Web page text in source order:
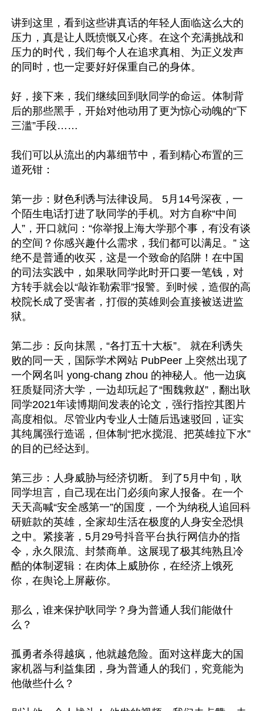
讲到这里，看到这些讲真话的年轻人面临这么大的
压力，真是让人既愤慨又心疼。在这个充满挑战和
压力的时代，我们每个人在追求真相、为正义发声
的同时，也一定要好好保重自己的身体。
好，接下来，我们继续回到耿同学的命运。体制背
后的那些黑手，开始对他动用了更为惊心动魄的“下
三滥”手段……
我们可以从流出的内幕细节中，看到精心布置的三
道死钳：
第一步：财色利诱与法律设局。 5月14号深夜，一
个陌生电话打进了耿同学的手机。对方自称“中间
人”，开口就问：“你举报上海大学那个事，有没有谈
的空间？你感兴趣什么需求，我们都可以满足。” 这
绝不是普通的收买，这是一个致命的陷阱！在中国
的司法实践中，如果耿同学此时开口要一笔钱，对
方转手就会以“敲诈勒索罪”报警。到时候，造假的高
校院长成了受害者，打假的英雄则会直接被送进监
狱。
第二步：反向抹黑，“各打五十大板”。 就在利诱失
败的同一天，国际学术网站 PubPeer 上突然出现了
一个网名叫 yong-chang zhou 的神秘人。他一边疯
狂质疑同济大学，一边却玩起了“围魏救赵”，翻出耿
同学2021年读博期间发表的论文，强行指控其图片
高度相似。尽管业内专业人士随后迅速驳回，证实
其纯属强行造谣，但体制“把水搅混、把英雄拉下水”
的目的已经达到。
第三步：人身威胁与经济切断。 到了5月中旬，耿
同学坦言，自己现在出门必须向家人报备。在一个
天天高喊“安全感第一”的国度，一个为纳税人追回科
研赃款的英雄，全家却生活在极度的人身安全恐惧
之中。紧接著，5月29号抖音平台执行网信办的指
令，永久限流、封禁商单。这展现了极其纯熟且冷
酷的体制逻辑：在肉体上威胁你，在经济上饿死
你，在舆论上屏蔽你。
那么，谁来保护耿同学？身为普通人我们能做什
么？
孤勇者杀得越疯，他就越危险。面对这样庞大的国
家机器与利益集团，身为普通人的我们，究竟能为
他做些什么？